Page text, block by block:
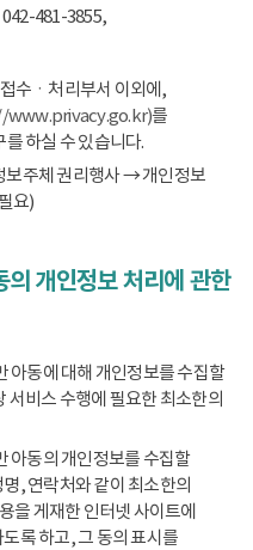
481-3855,
수ㆍ처리부서 이외에,
를
하실 수 있습니다.
주체 권리행사 → 개인정보
요)
개인정보 처리에 관한
아동에 대해 개인정보를 수집할
서비스 수행에 필요한 최소한의
아동의 개인정보를 수집할
, 연락처와 같이 최소한의
을 게재한 인터넷 사이트에
록 하고, 그 동의 표시를